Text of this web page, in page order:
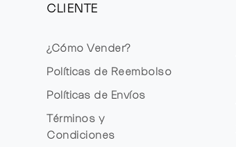
CLIENTE
¿Cómo Vender?
Políticas de Reembolso
Políticas de Envíos
Términos y
Condiciones